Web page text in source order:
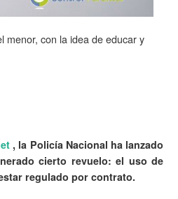
menor, con la idea de educar y
, la Policía Nacional ha lanzado
cierto revuelo: el uso de
regulado por contrato.